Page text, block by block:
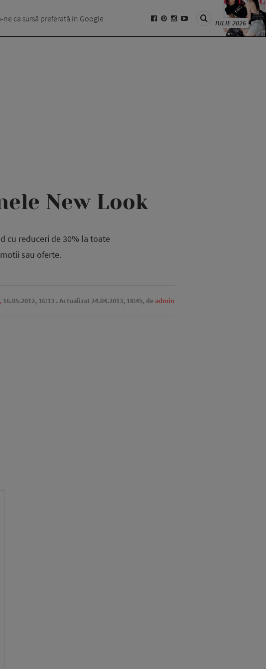
ne ca sursă preferată în Google IULIE 2026
New Look
cu reduceri de 30% la toate
sau oferte.
, 16.05.2012, 16:13 . Actualizat 24.04.2013, 18:45, de admin